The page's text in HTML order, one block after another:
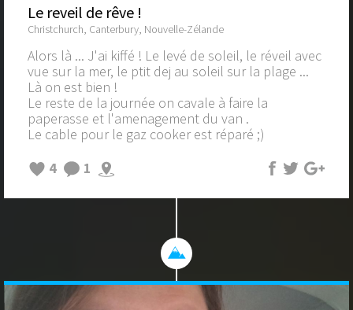
Le reveil de rêve !
Christchurch, Canterbury, Nouvelle-Zélande
Alors là ... J'ai kiffé ! Le levé de soleil, le réveil avec
vue sur la mer, le ptit dej au soleil sur la plage ...
Là on est bien !
Le reste de la journée on cavale à faire la
paperasse et l'amenagement du van .
Le cable pour le gaz cooker est réparé ;)
4
1